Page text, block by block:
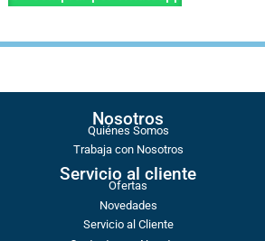
Nosotros
Quiénes Somos
Trabaja con Nosotros
Servicio al cliente
Ofertas
Novedades
Servicio al Cliente